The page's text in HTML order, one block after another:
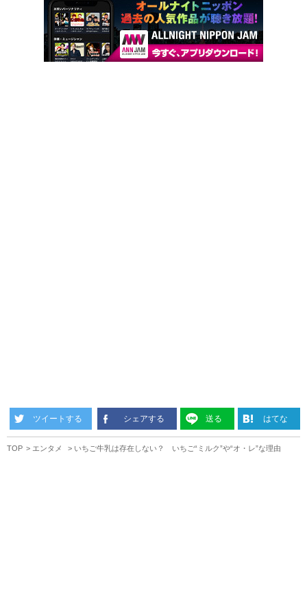
ツイートする シェアする 送る はてな
TOP エンタメ いちご牛乳は存在しない？ いちご“ミルク”や“オ・レ”な理由